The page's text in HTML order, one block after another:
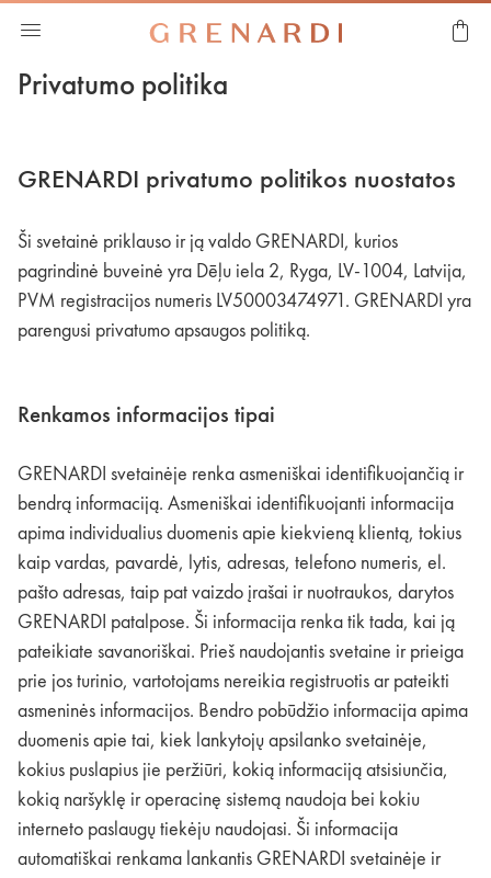
Privatumo politika
GRENARDI privatumo politikos nuostatos
Ši svetainė priklauso ir ją valdo GRENARDI, kurios
pagrindinė buveinė yra Dēļu iela 2, Ryga, LV-1004, Latvija,
PVM registracijos numeris LV50003474971. GRENARDI yra
parengusi privatumo apsaugos politiką.
Renkamos informacijos tipai
GRENARDI svetainėje renka asmeniškai identifikuojančią ir
bendrą informaciją. Asmeniškai identifikuojanti informacija
apima individualius duomenis apie kiekvieną klientą, tokius
kaip vardas, pavardė, lytis, adresas, telefono numeris, el.
pašto adresas, taip pat vaizdo įrašai ir nuotraukos, darytos
GRENARDI patalpose. Ši informacija renka tik tada, kai ją
pateikiate savanoriškai. Prieš naudojantis svetaine ir prieiga
prie jos turinio, vartotojams nereikia registruotis ar pateikti
asmeninės informacijos. Bendro pobūdžio informacija apima
duomenis apie tai, kiek lankytojų apsilanko svetainėje,
kokius puslapius jie peržiūri, kokią informaciją atsisiunčia,
kokią naršyklę ir operacinę sistemą naudoja bei kokiu
interneto paslaugų tiekėju naudojasi. Ši informacija
automatiškai renkama lankantis GRENARDI svetainėje ir